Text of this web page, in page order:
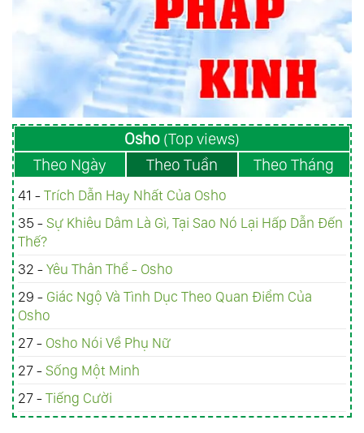
Osho(Top views)
Theo Ngày
Theo Tuần Theo Tháng
41 -Trích Dẫn Hay Nhất Của Osho
35 -Sự Khiêu Dâm Là Gì, Tại Sao Nó Lại Hấp Dẫn Đến
Thế?
32 -Yêu Thân Thể - Osho
29 - Giác Ngộ Và Tình Dục Theo Quan Điểm Của
Osho
27 - Osho Nói Về Phụ Nữ
27 -Sống Một Minh
27 -Tiếng Cười